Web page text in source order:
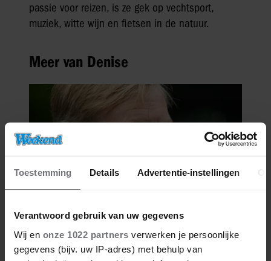
Toestemming Details Advertentie-instellingen
Verantwoord gebruik van uw gegevens
Wij en onze 1022 partners verwerken je persoonlijke
gegevens (bijv. uw IP-adres) met behulp van
passie voor reizen, is ze gek op vechtsport,
muziek, witte wijn en fietsen in de natuur.
Meer van Denise
27/04/2026
DE KONING IS JARIG: DEZE
PORTRETTEN VAN WILLEM-